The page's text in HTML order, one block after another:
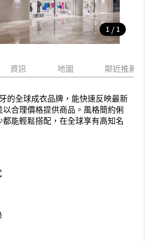
1 / 1
資訊 地圖 鄰近推薦景點
的全球成衣品牌，能快速反映最新
以合理價格提供商品。風格簡約俐
都能輕鬆搭配，在全球享有高知名